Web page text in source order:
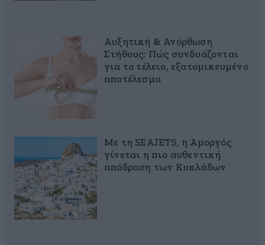
Αυξητική & Ανόρθωση
Στήθους: Πώς συνδυάζονται
για το τέλειο, εξατομικευμένο
αποτέλεσμα
Με τη SEAJETS, η Αμοργός
γίνεται η πιο αυθεντική
απόδραση των Κυκλάδων